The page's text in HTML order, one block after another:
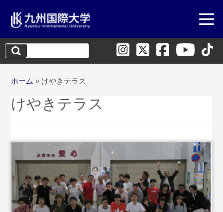
検
索:
ホーム » けやきテラス
けやきテラス
...続
きを読む